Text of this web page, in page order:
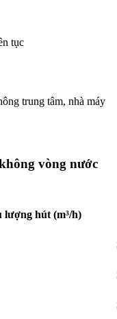
tục
trung tâm, nhà máy
vòng nước
lượng hút (m³/h)